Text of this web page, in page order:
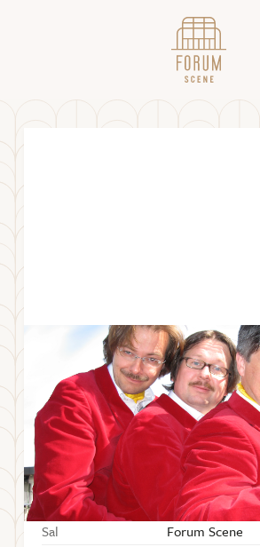
Finn-Erix Basarkonsert 2026
TORSDAG 19. NOVEMBER 2026
Starter
19:00
Dørene åpner
1 time før
Varighet
Ca. 2 timer
Sal
Forum Scene